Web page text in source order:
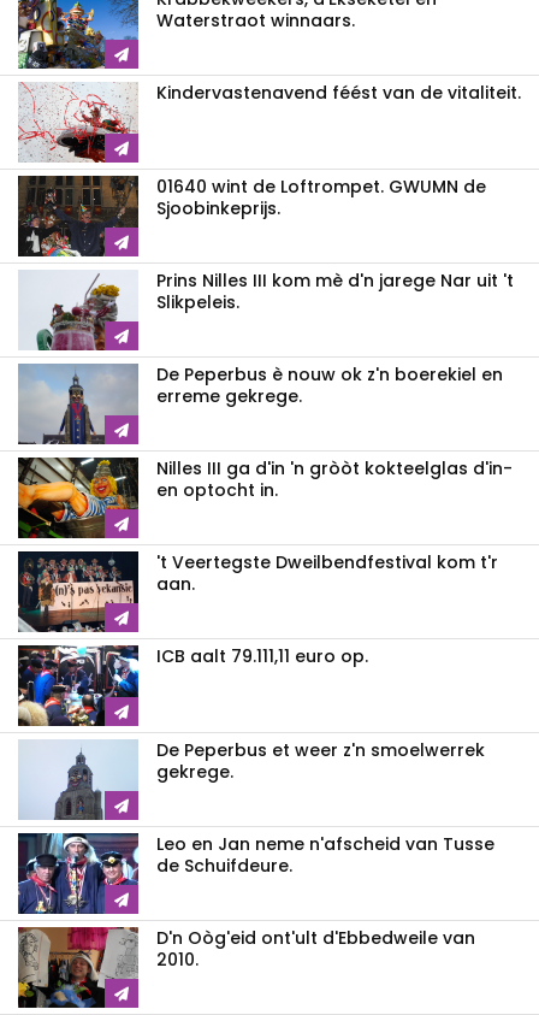
Waterstraot winnaars.
Kindervastenavend féést van de vitaliteit.
01640 wint de Loftrompet. GWUMN de
Sjoobinkeprijs.
Prins Nilles III kom mè d'n jarege Nar uit 't
Slikpeleis.
De Peperbus è nouw ok z'n boerekiel en
erreme gekrege.
Nilles III ga d'in 'n gròòt kokteelglas d'in-
en optocht in.
't Veertegste Dweilbendfestival kom t'r
aan.
ICB aalt 79.111,11 euro op.
De Peperbus et weer z'n smoelwerrek
gekrege.
Leo en Jan neme n'afscheid van Tusse
de Schuifdeure.
D'n Oòg'eid ont'ult d'Ebbedweile van
2010.